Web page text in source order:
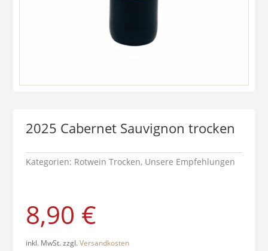
2025 Cabernet Sauvignon trocken
Kategorien: Rotwein Trocken, Unsere Empfehlungen
8,90 €
inkl. MwSt. zzgl.Versandkosten